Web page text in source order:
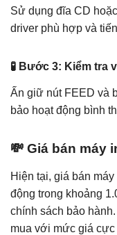
Sử dụng đĩa CD
driver phù hợp và
🧪 Bước 3: Kiểm tra
Ấn giữ nút FEED và
bảo hoạt động bình
💸 Giá bán máy
Hiện tại, giá bán
động trong khoảng
chính sách bảo
mua với mức giá cực